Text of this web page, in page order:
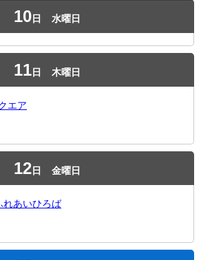
10日 水曜日
11日 木曜日
エア
12日 金曜日
あいひろば